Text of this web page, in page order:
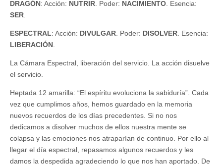
DRAGÓN: Acción: NUTRIR. Poder: NACIMIENTO. Esencia:
SER.
ESPECTRAL: Acción: DIVULGAR. Poder: DISOLVER. Esencia:
LIBERACIÓN.
La Cámara Espectral, liberación del servicio. La acción disuelve
el servicio.
Heptada 12 amarilla: “El espíritu evoluciona la sabiduría”. Cada
vez que cumplimos años, hemos guardado en la memoria
nuevos recuerdos de los días precedentes. Si no nos
dedicamos a disolver muchos de ellos nuestra mente se
colapsa y las emociones nos atraparían de continuo. Por ello al
llegar el día espectral, repasamos algunos recuerdos y les
damos la despedida agradeciendo lo que nos han aportado. De